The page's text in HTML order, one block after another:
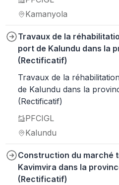
Kamanyola
Travaux de la
port de Kalundu dans la
(Rectificatif)
Travaux de la
de Kalundu dans la
(Rectificatif)
PFCIGL
Kalundu
Construction du marché
Kavimvira dans la
(Rectificatif)